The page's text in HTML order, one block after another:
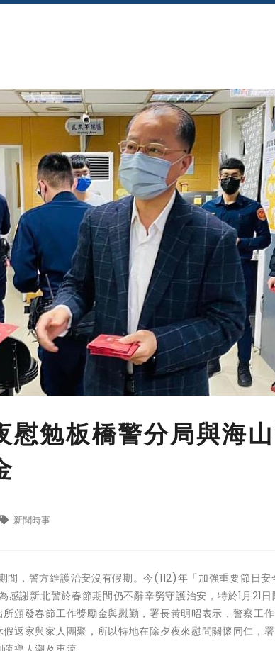
慰勉板橋警分局與海
新聞時事
，警方維護治安沒有假期。今(112)年「加強重要節日安
謝新北警於春節期間仍不辭辛勞守護治安，特於1月21
頒發春節工作獎勵金與慰勤，署長黃明昭表示，警察工
返家與家人團聚，所以特地在除夕夜來慰問關懷同仁，